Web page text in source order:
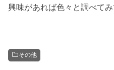
興味があれば色々と調べて
その他